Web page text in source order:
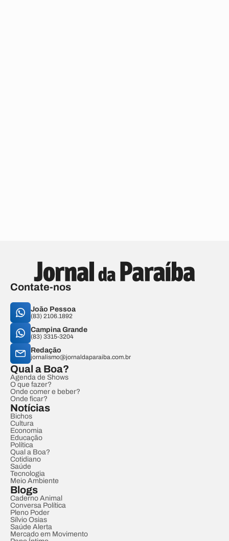
Contate-nos
João Pessoa
(83) 2106.1892
Campina Grande
(83) 3315-3204
Redação
jornalismo@jornaldaparaiba.com.br
Qual a Boa?
Agenda de Shows
O que fazer?
Onde comer e beber?
Onde ficar?
Notícias
Bichos
Cultura
Economia
Educação
Política
Qual a Boa?
Cotidiano
Saúde
Tecnologia
Meio Ambiente
Blogs
Caderno Animal
Conversa Política
Pleno Poder
Sílvio Osias
Saúde Alerta
Mercado em Movimento